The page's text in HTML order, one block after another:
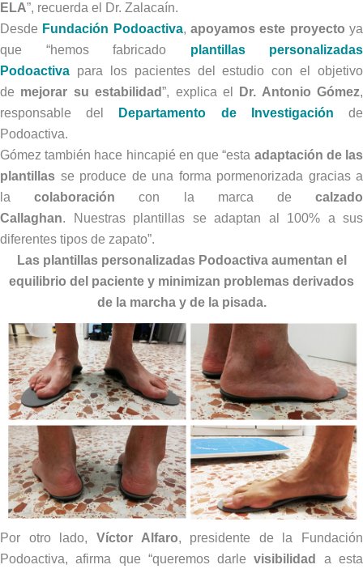
ELA”, recuerda el Dr. Zalacaín.
Desde Fundación Podoactiva,apoyamos este proyectoya
que “hemos fabricado plantillas personalizadas
Podoactiva para los pacientes del estudio con el objetivo
de mejorar su estabilidad”, explica el Dr. Antonio Gómez,
responsable del
Departamento de Investigación de
Podoactiva.
Gómez también hace hincapié en que “esta adaptación de las
plantillas se produce de una forma pormenorizada gracias a
lacolaboración con la marca de calzado
Callaghan. Nuestras plantillas se adaptan al 100% a sus
diferentes tipos de zapato”.
Las plantillas personalizadas Podoactiva aumentan el
equilibrio del paciente y minimizan problemas derivados
de la marcha y de la pisada.
Por otro lado, Víctor Alfaro, presidente de la Fundación
Podoactiva, afirma que “queremos darle visibilidad
a esta